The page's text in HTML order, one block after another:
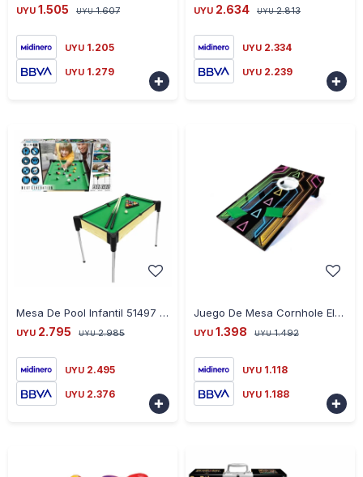
UYU 1.505 UYU 1.607
UYU 1.205
UYU 1.279

UYU 2.634 UYU 2.813
UYU 2.334
UYU 2.239

Mesa De Pool Infantil 51497 82Cm Con Accesorios UB - VERDE
UYU 2.795 UYU 2.985
UYU 2.495
UYU 2.376

Juego De Mesa Cornhole Electrónico 51508 Neon Series Ub - NEGRO
UYU 1.398 UYU 1.492
UYU 1.118
UYU 1.188
